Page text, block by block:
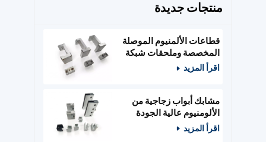
منتجات جديدة
قطاعات الألمنيوم الموصلة
المخصصة وملحقات شبكة
الطاقة
اقرأ المزيد
مشابك أبواب زجاجية من
الألومنيوم عالية الجودة
مصممة حسب الطلب،
وأدوات أبواب خشبية
اقرأ المزيد